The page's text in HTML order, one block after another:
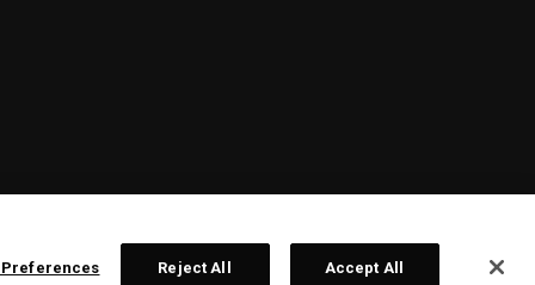
Preferences Reject All Accept All